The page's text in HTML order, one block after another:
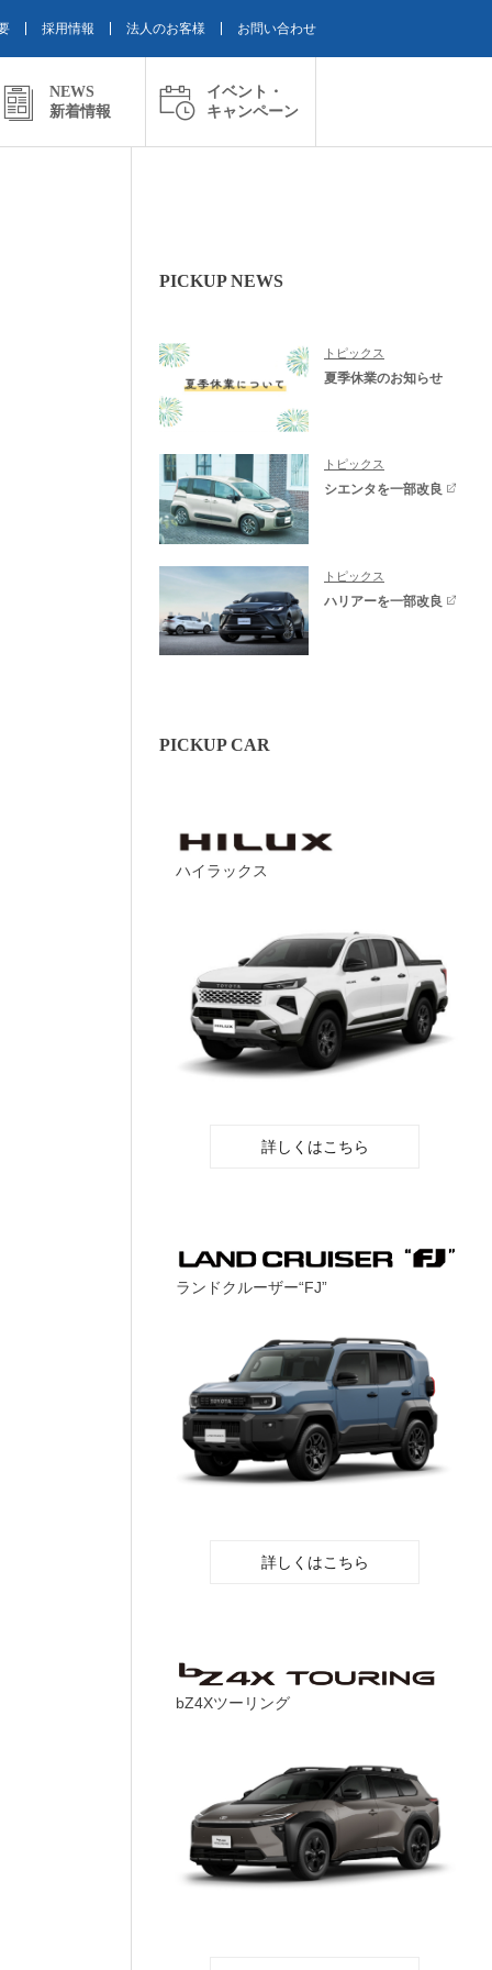
採用情報 法人のお客様 お問い合わせ
NEWS
新着情報
イベント・
キャンペーン
PICKUP NEWS
トピックス
夏季休業のお知らせ
トピックス
シエンタを一部改良
トピックス
ハリアーを一部改良
PICKUP CAR
ハイラックス
詳しくはこちら
ランドクルーザー“FJ”
詳しくはこちら
bZ4Xツーリング